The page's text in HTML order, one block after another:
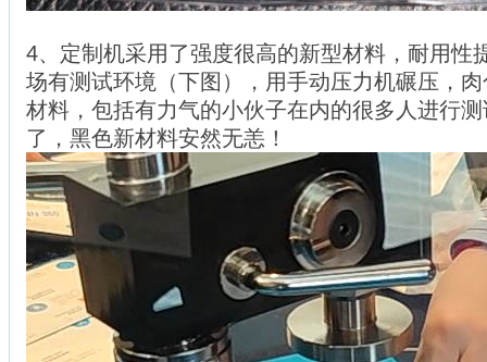
4、定制机采用了强度很高的新型材料，耐用性
场有测试环境（下图），用手动压力机碾压，
材料，包括有力气的小伙子在内的很多人进行
了，黑色新材料安然无恙！